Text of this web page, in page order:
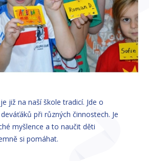
již na naší škole tradicí. Jde o
při různých činnostech. Je
myšlence a to naučit děti
si pomáhat.